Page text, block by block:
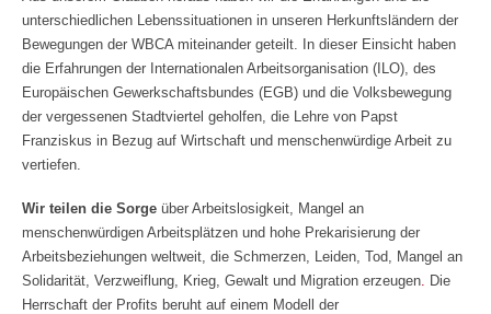
unterschiedlichen Lebenssituationen in unseren Herkunftsländern der
Bewegungen der WBCA miteinander geteilt. In dieser Einsicht haben
die Erfahrungen der Internationalen Arbeitsorganisation (ILO), des
Europäischen Gewerkschaftsbundes (EGB) und die Volksbewegung
der vergessenen Stadtviertel geholfen, die Lehre von Papst
Franziskus in Bezug auf Wirtschaft und menschenwürdige Arbeit zu
vertiefen.
Wir teilen die Sorge über Arbeitslosigkeit, Mangel an
menschenwürdigen Arbeitsplätzen und hohe Prekarisierung der
Arbeitsbeziehungen weltweit, die Schmerzen, Leiden, Tod, Mangel an
Solidarität, Verzweiflung, Krieg, Gewalt und Migration erzeugen Die
Herrschaft der Profits beruht auf einem Modell der